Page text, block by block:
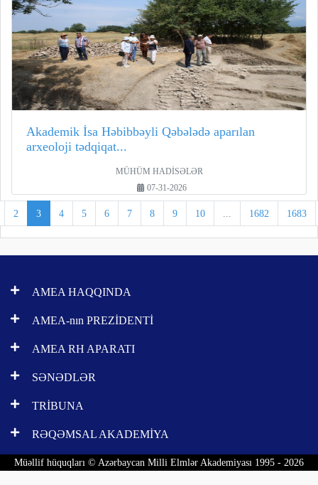
Akademik İsa Həbibbəyli Qəbələdə aparılan
arxeoloji tədqiqat...
MÜHÜM HADİSƏLƏR
07-31-2026
2 3 4 5 6 7 8 9 10 ... 1682 1683
AMEA HAQQINDA
AMEA-nın PREZİDENTİ
AMEA RH APARATI
SƏNƏDLƏR
TRİBUNA
RƏQƏMSAL AKADEMİYA
Müəllif hüquqları © Azərbaycan Milli Elmlər Akademiyası 1995 - 2026